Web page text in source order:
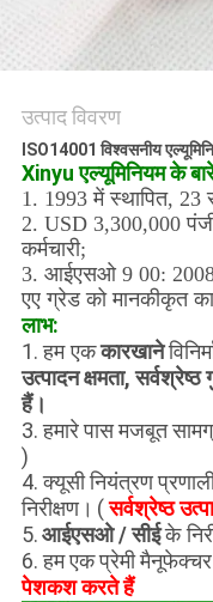
PRIVACY
POLICY
उत्पाद विवरण
ISO14001 विश्वसनीय
Xinyu एल्यूमिनियम के
1. 1993 में स्थापित, 23
2. USD 3,300,000
कर्मचारी;
3. आईएसओ 9 00:
एए ग्रेड को मानकीकृत
लाभ:
1.हम एक कारखाने
उत्पादन क्षमता,
हैं।
3. हमारे पास मजबूत
)
4. क्यूसी नियंत्रण
निरीक्षण। (सर्वश्रेष्ठ
5.आईएसओ / सीई के
6. हम एक प्रेमी
पेशकश करते हैं